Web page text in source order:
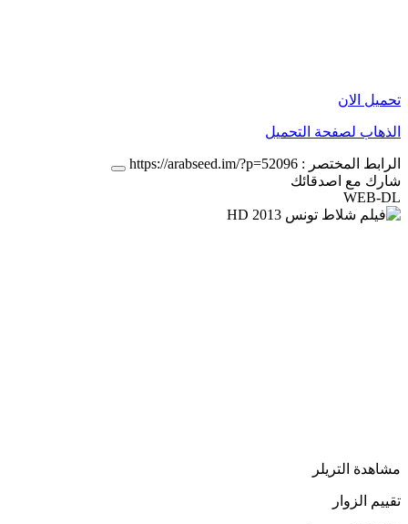
تحميل الان
الذهاب لصفحة التحميل
الرابط المختصر : https://arabseed.im/?p=52096
شارك مع اصدقائك
WEB-DL
مشاهدة التريلر
تقييم الزوار